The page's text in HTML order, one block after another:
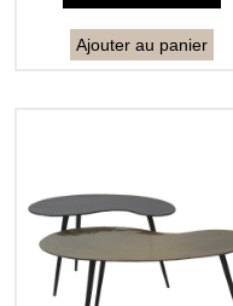
Ajouter au panier